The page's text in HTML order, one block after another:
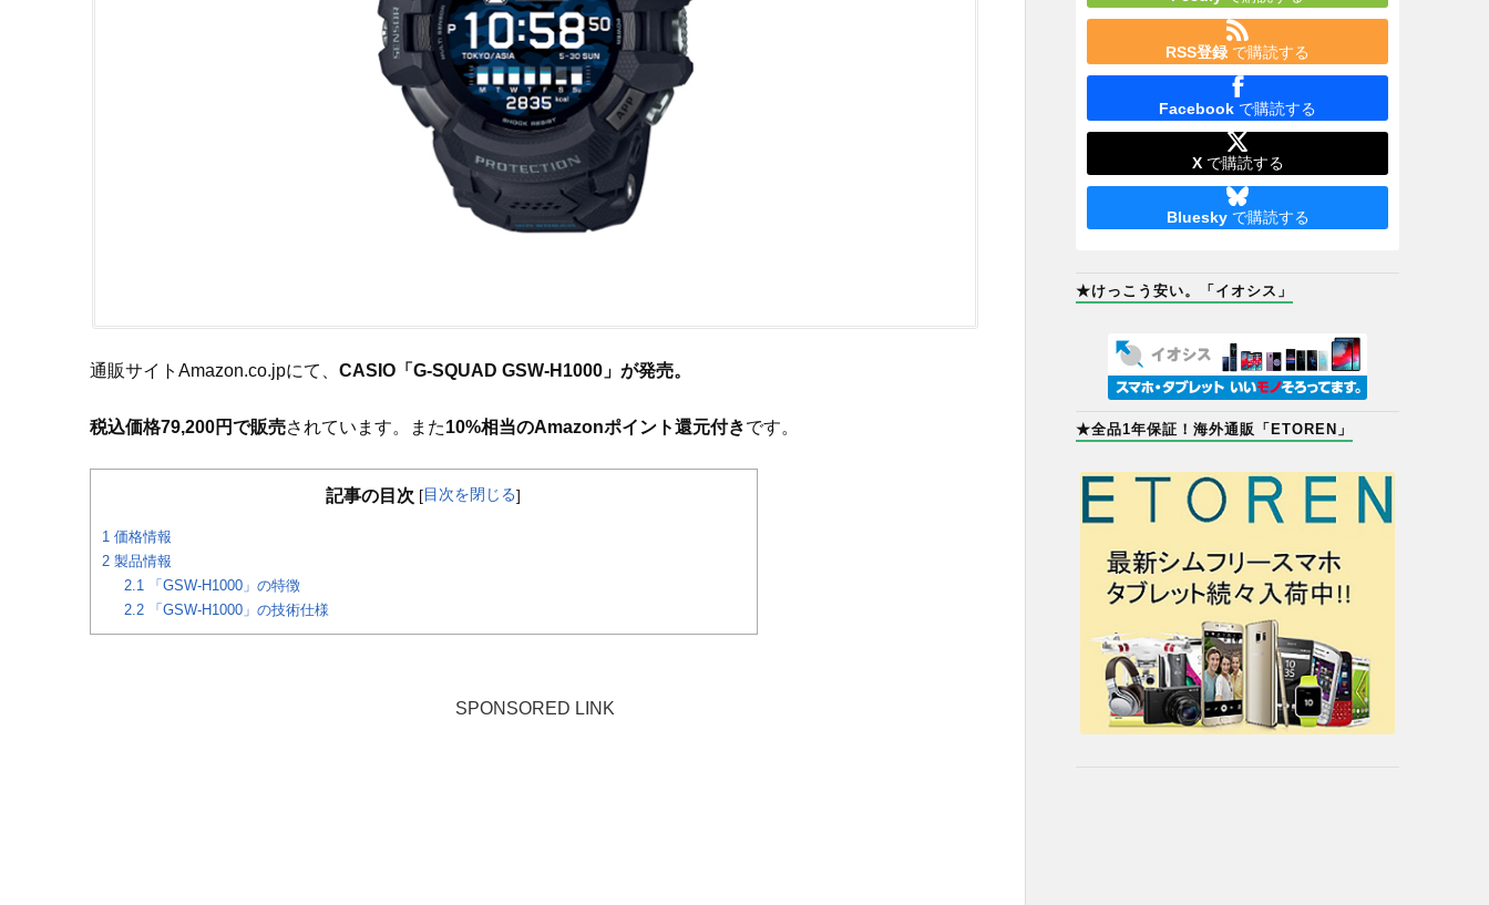
通販サイトAmazon.co.jpにて、 CASIO「G-SQUAD GSW-H1000」が発売。
税込価格79,200円で販売されています。また10%相当のAmazonポイント還元付きです。
記事の目次 [目次を閉じる]
1価格情報
2製品情報
2.1「GSW-H1000」の特徴
2.2「GSW-H1000」の技術仕様
SPONSORED LINK
RSS登録 で購読する
Facebook で購読する
Xで購読する
Blueskyで購読する
★けっこう安い。「イオシス」
★全品1年保証！海外通販「ETOREN」